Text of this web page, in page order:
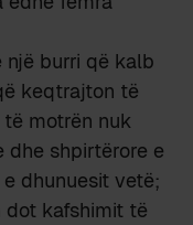
një burri që kalb
keqtrajton të
motrën nuk
shpirtërore e
dhunuesit vetë;
kafshimit të